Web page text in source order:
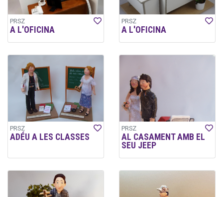
PRSZ
A L'OFICINA
PRSZ
A L'OFICINA
PRSZ
ADÉU A LES CLASSES
PRSZ
AL CASAMENT AMB EL
SEU JEEP